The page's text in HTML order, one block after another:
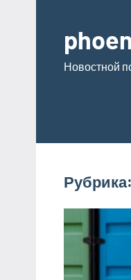
содержимому
Новостной
Рубрика: